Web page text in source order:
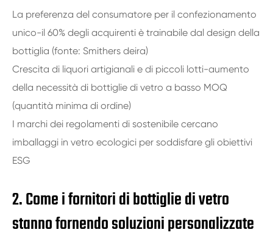
La preferenza del consumatore per il confezionamento
unico-il 60% degli acquirenti è trainabile dal design della
bottiglia (fonte: Smithers deira)
Crescita di liquori artigianali e di piccoli lotti-aumento
della necessità di bottiglie di vetro a basso MOQ
(quantità minima di ordine)
I marchi dei regolamenti di sostenibile cercano
imballaggi in vetro ecologici per soddisfare gli obiettivi
ESG
2. Come i fornitori di bottiglie di vetro
stanno fornendo soluzioni personalizzate